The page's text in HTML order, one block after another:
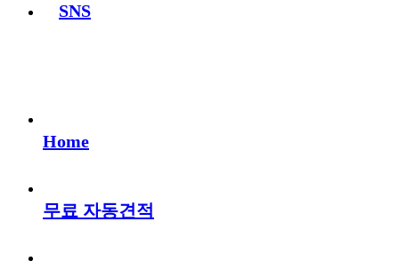
SNS
Home
무료 자동견적